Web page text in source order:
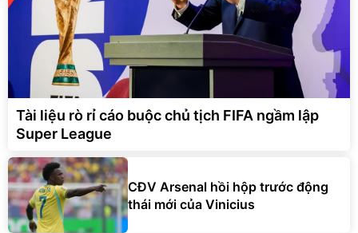
Tài liệu rò rỉ cáo buộc chủ tịch FIFA ngầm lập
Super League
CĐV Arsenal hồi hộp trước động
thái mới của Vinicius